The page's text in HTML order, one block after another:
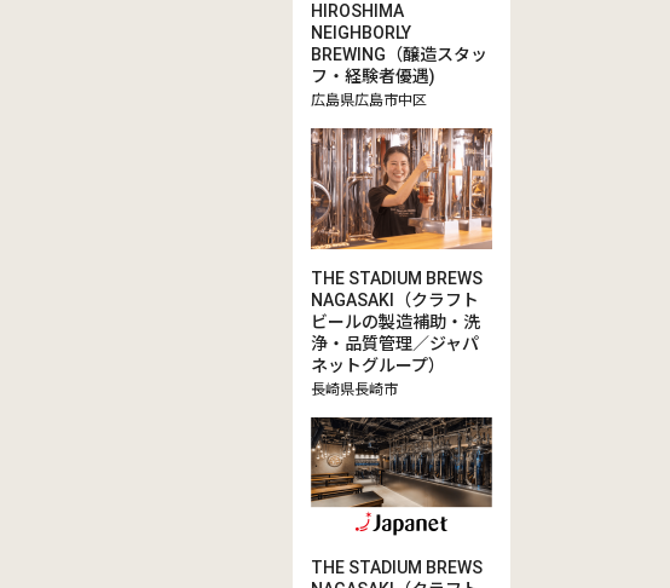
HIROSHIMA
NEIGHBORLY
BREWING（醸造スタッ
フ・経験者優遇)
広島県広島市中区
THE STADIUM BREWS
NAGASAKI（クラフト
ビールの製造補助・洗
浄・品質管理／ジャパ
ネットグループ）
長崎県長崎市
THE STADIUM BREWS